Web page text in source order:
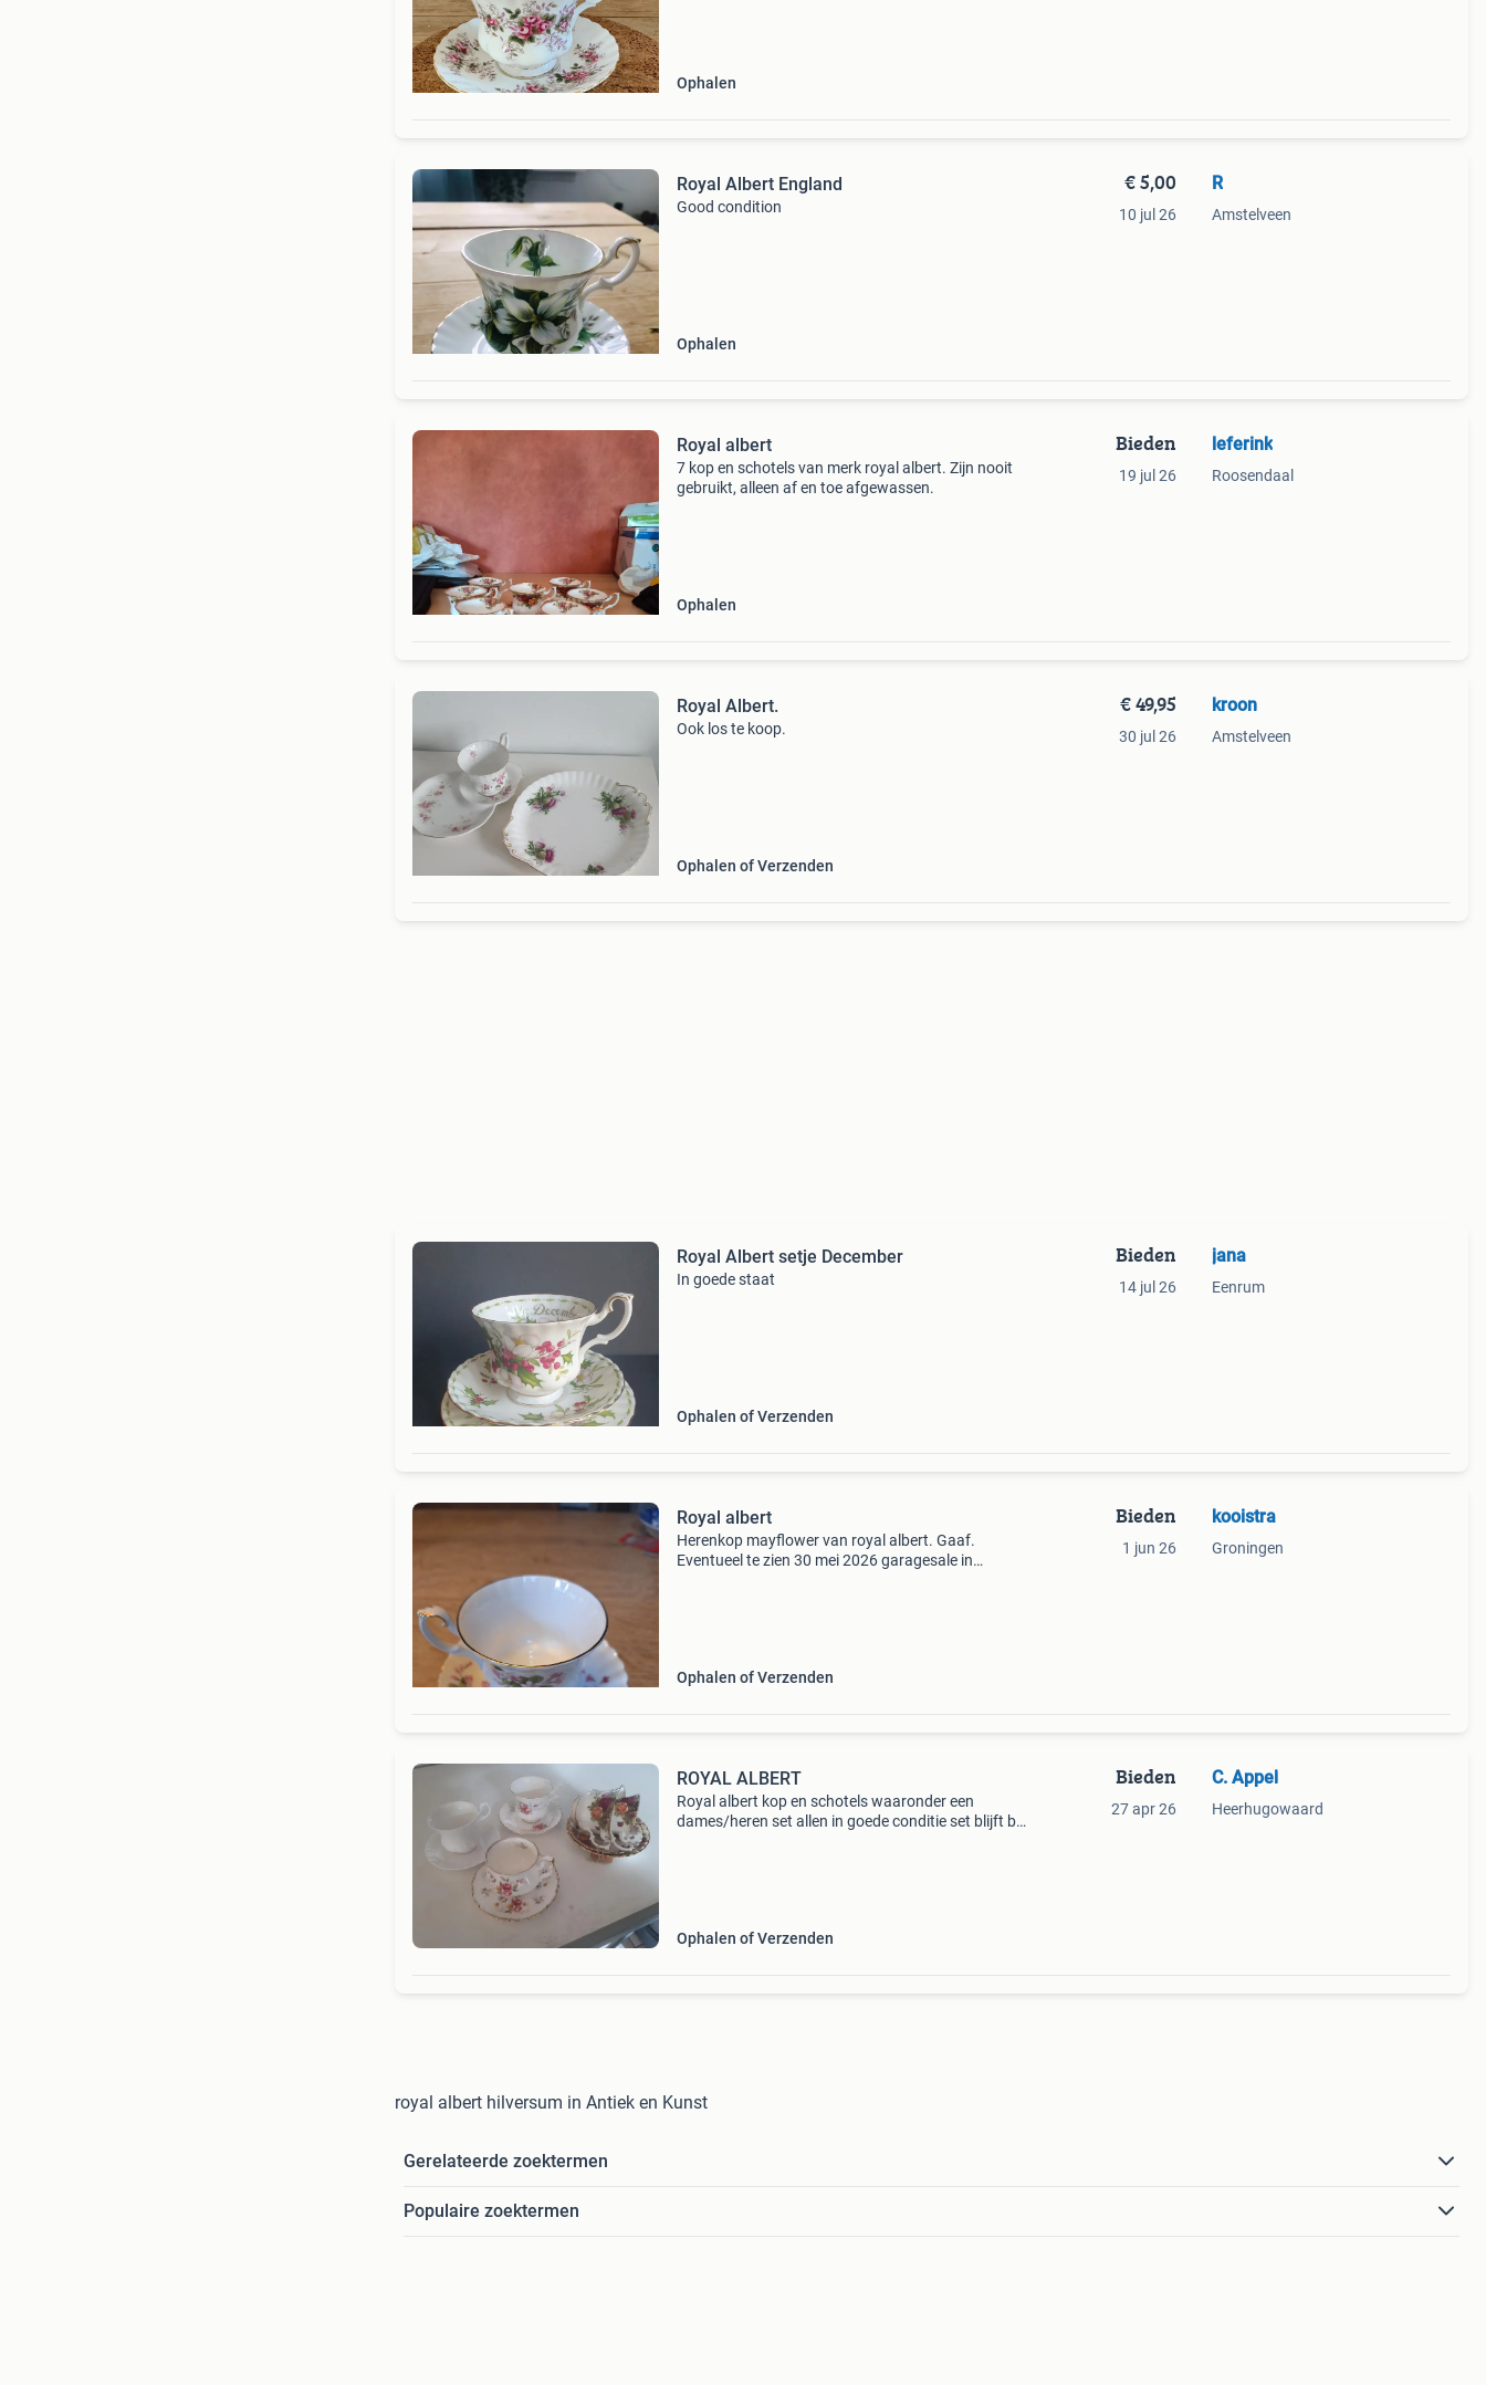
Ophalen
Royal Albert England
Good condition
Ophalen
€ 5,00
10 jul 26
R
Amstelveen
Royal albert
7 kop en schotels van merk royal albert. Zijn nooit
gebruikt, alleen af en toe afgewassen.
Ophalen
Bieden
19 jul 26
leferink
Roosendaal
Royal Albert.
Ook los te koop.
Ophalen of Verzenden
€ 49,95
30 jul 26
kroon
Amstelveen
Royal Albert setje December
In goede staat
Ophalen of Verzenden
Bieden
14 jul 26
jana
Eenrum
Royal albert
Herenkop mayflower van royal albert. Gaaf.
Eventueel te zien 30 mei 2026 garagesale in
Ophalen of Verzenden
Bieden
1 jun 26
kooistra
Groningen
ROYAL ALBERT
Royal albert kop en schotels waaronder een
dames/heren set allen in goede conditie set blijft bij
Ophalen of Verzenden
Bieden
27 apr 26
C. Appel
Heerhugowaard
royal albert hilversum in Antiek en Kunst
Gerelateerde zoektermen
Populaire zoektermen